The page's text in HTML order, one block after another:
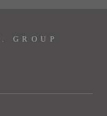
GROUP